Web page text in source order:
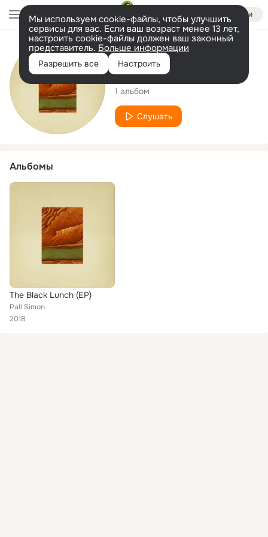
Войти
Мы используем cookie-файлы, чтобы улучшить
сервисы для вас. Если ваш возраст менее 13 лет,
настроить cookie-файлы должен ваш законный
представитель. Больше информации
Разрешить все Настроить
Исполнитель
Pall Simon
1 альбом
Слушать
Альбомы
The Black Lunch (EP)
Pall Simon
2018